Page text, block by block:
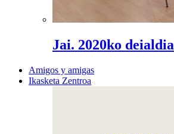
Jai. 2020ko deialdia
Amigos y amigas
Ikasketa Zentroa